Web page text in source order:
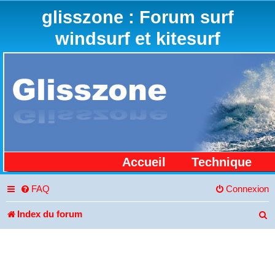
glisszone : Forum surf
windsurf et kitesurf
Accueil Technique
FAQ Connexion
Index du forum